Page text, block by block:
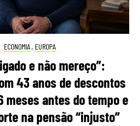
ECONOMIA , EUROPA
e não mereço”:
43 anos de descontos
meses antes do tempo e
na pensão “injusto”